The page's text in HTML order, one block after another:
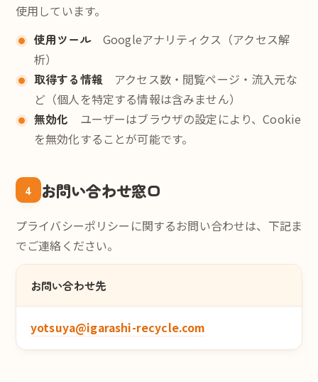
使用しています。
使用ツールGoogleアナリティクス（アクセス解
析）
取得する情報アクセス数・閲覧ページ・流入元な
ど（個人を特定する情報は含みません）
無効化 ユーザーはブラウザの設定により、Cookie
を無効化することが可能です。
4 お問い合わせ窓口
プライバシーポリシーに関するお問い合わせは、下記ま
でご連絡ください。
お問い合わせ先
yotsuya@igarashi-recycle.com